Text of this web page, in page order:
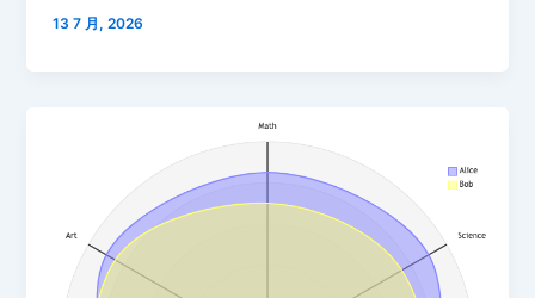
13 7 月, 2026